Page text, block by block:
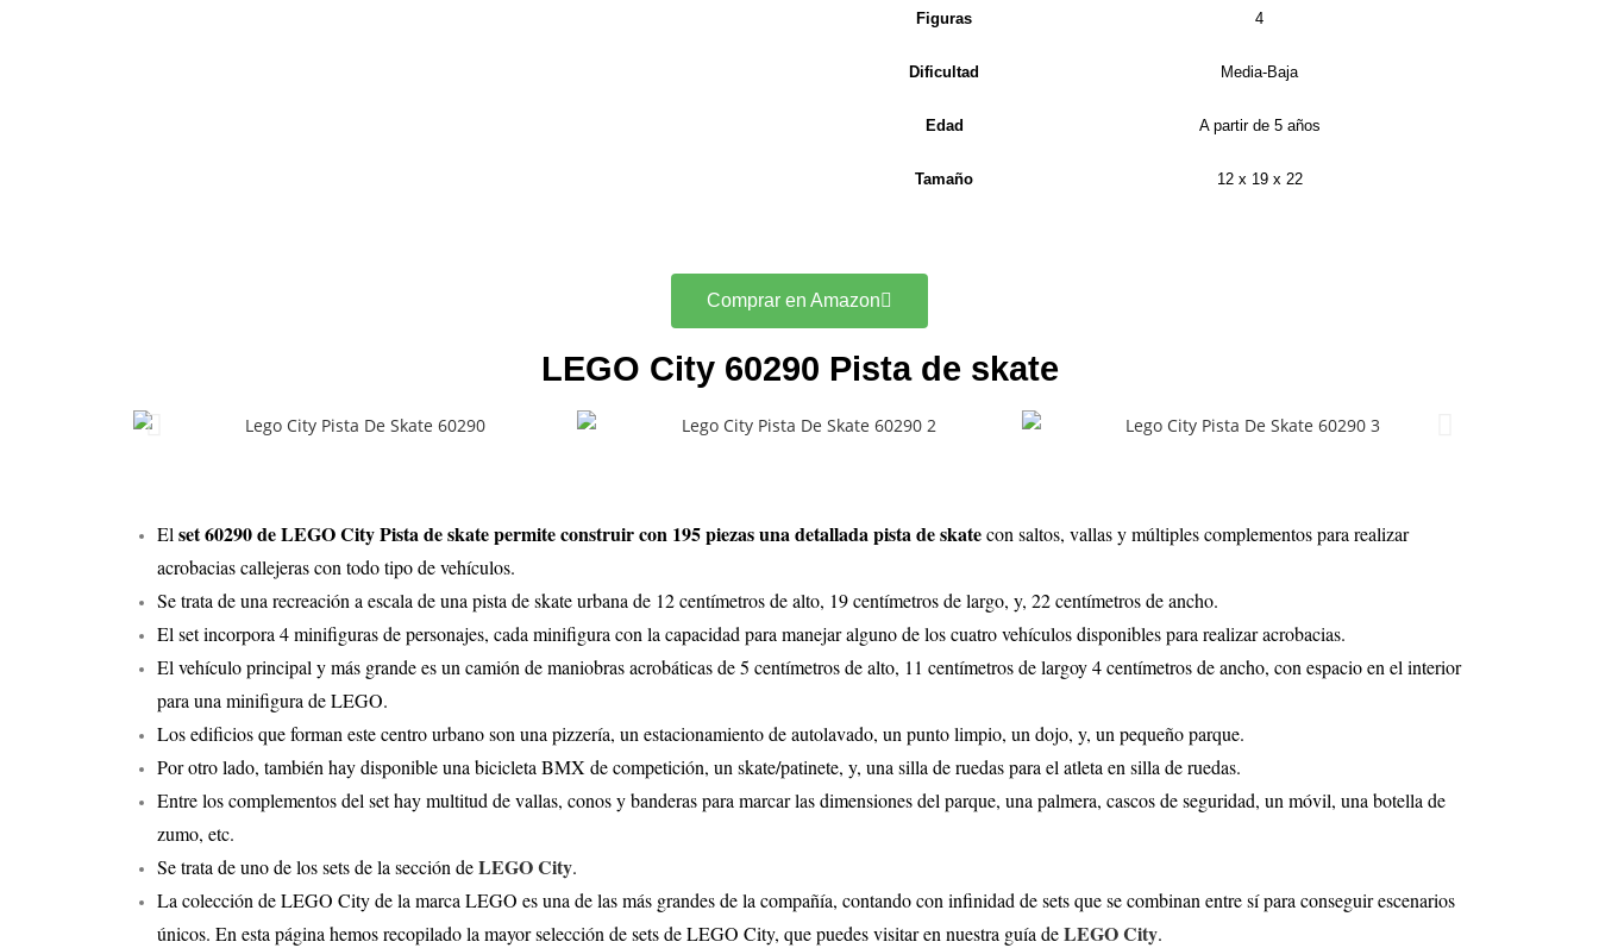
Figuras 4
Dificultad Media-Baja
Edad A partir de 5 años
Tamaño 12 x 19 x 22
Comprar en Amazon
LEGO City 60290 Pista de skate
El set 60290 de LEGO City Pista de skate permite construir con 195 piezas una detallada pista de skatecon saltos, vallas y múltiples complementos para realizar
acrobacias callejeras con todo tipo de vehículos.
Se trata de una recreación a escala de una pista de skate urbana de 12 centímetros de alto, 19 centímetros de largo, y, 22 centímetros de ancho.
El set incorpora 4 minifiguras de personajes, cada minifigura con la capacidad para manejar alguno de los cuatro vehículos disponibles para realizar acrobacias.
El vehículo principal y más grande es un camión de maniobras acrobáticas de 5 centímetros de alto, 11 centímetros de largoy 4 centímetros de ancho, con espacio en el interior
para una minifigura de LEGO.
Los edificios que forman este centro urbano son una pizzería, un estacionamiento de autolavado, un punto limpio, un dojo, y, un pequeño parque.
Por otro lado, también hay disponible una bicicleta BMX de competición, un skate/patinete, y, una silla de ruedas para el atleta en silla de ruedas.
Entre los complementos del set hay multitud de vallas, conos y banderas para marcar las dimensiones del parque, una palmera, cascos de seguridad, un móvil, una botella de
zumo, etc.
Se trata de uno de los sets de la sección deLEGO City.
La colección de LEGO City de la marca LEGO es una de las más grandes de la compañía, contando con infinidad de sets que se combinan entre sí para conseguir escenarios
únicos. En esta página hemos recopilado la mayor selección de sets de LEGO City, que puedes visitar en nuestra guía deLEGO City.